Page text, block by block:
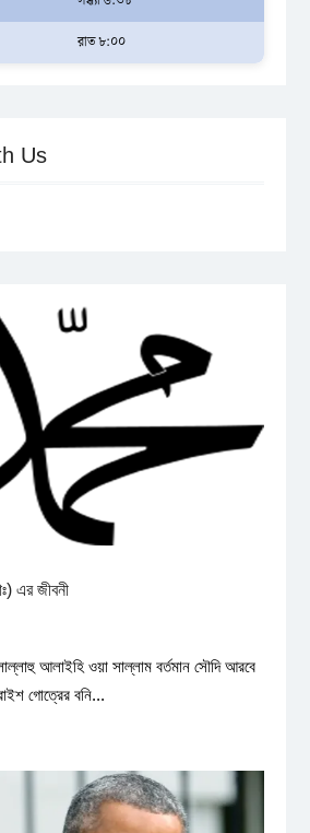
রাত ৮:০০
Us
এর জীবনী
আলাইহি ওয়া সাল্লাম বর্তমান সৌদি আরবে
গোত্রের বনি...